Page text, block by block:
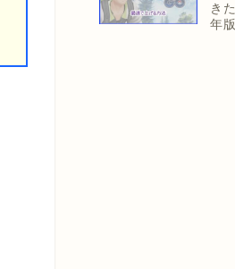
き
年版